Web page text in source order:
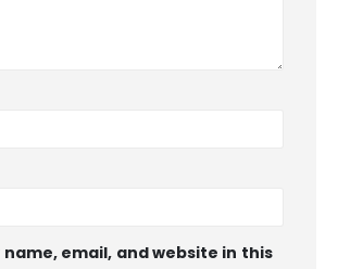
name, email, and website in this